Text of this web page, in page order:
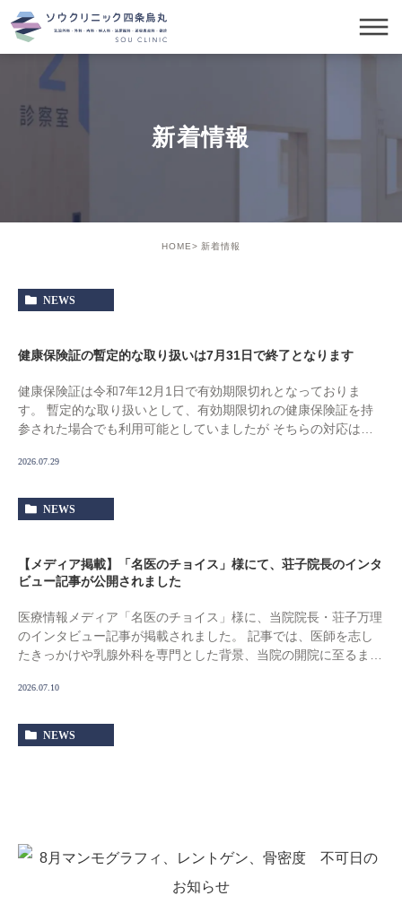
新着情報
HOME 新着情報
NEWS
健康保険証の暫定的な取り扱いは7月31日で終了となります
健康保険証は令和7年12月1日で有効期限切れとなっておりま
す。 暫定的な取り扱いとして、有効期限切れの健康保険証を持
参された場合でも利用可能としていましたが そちらの対応は令
2026.07.29
NEWS
【メディア掲載】「名医のチョイス」様にて、荘子院長のインタ
ビュー記事が公開されました
医療情報メディア「名医のチョイス」様に、当院院長・荘子万理
のインタビュー記事が掲載されました。 記事では、医師を志し
たきっかけや乳腺外科を専門とした背景、当院の開院に至るまで
2026.07.10
NEWS